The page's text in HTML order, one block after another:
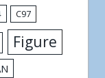
C97
Figure